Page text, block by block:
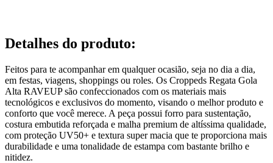
Detalhes do produto:
Feitos para te acompanhar em qualquer ocasião, seja no dia a dia,
em festas, viagens, shoppings ou roles. Os Croppeds Regata Gola
Alta RAVEUP são confeccionados com os materiais mais
tecnológicos e exclusivos do momento, visando o melhor produto e
conforto que você merece. A peça possui forro para sustentação,
costura embutida reforçada e malha premium de altíssima qualidade,
com proteção UV50+ e textura super macia que te proporciona mais
durabilidade e uma tonalidade de estampa com bastante brilho e
nitidez.